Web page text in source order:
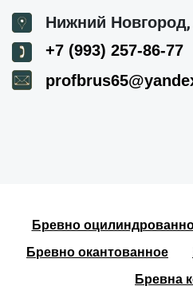
Нижний Новгород,
+7 (993) 257-86-77
Бревно
Бревно окантованное
Бревна